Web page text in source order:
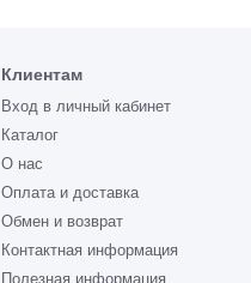
Клиентам
Вход в личный кабинет
Каталог
О нас
Оплата и доставка
Обмен и возврат
Контактная информация
Полезная информация